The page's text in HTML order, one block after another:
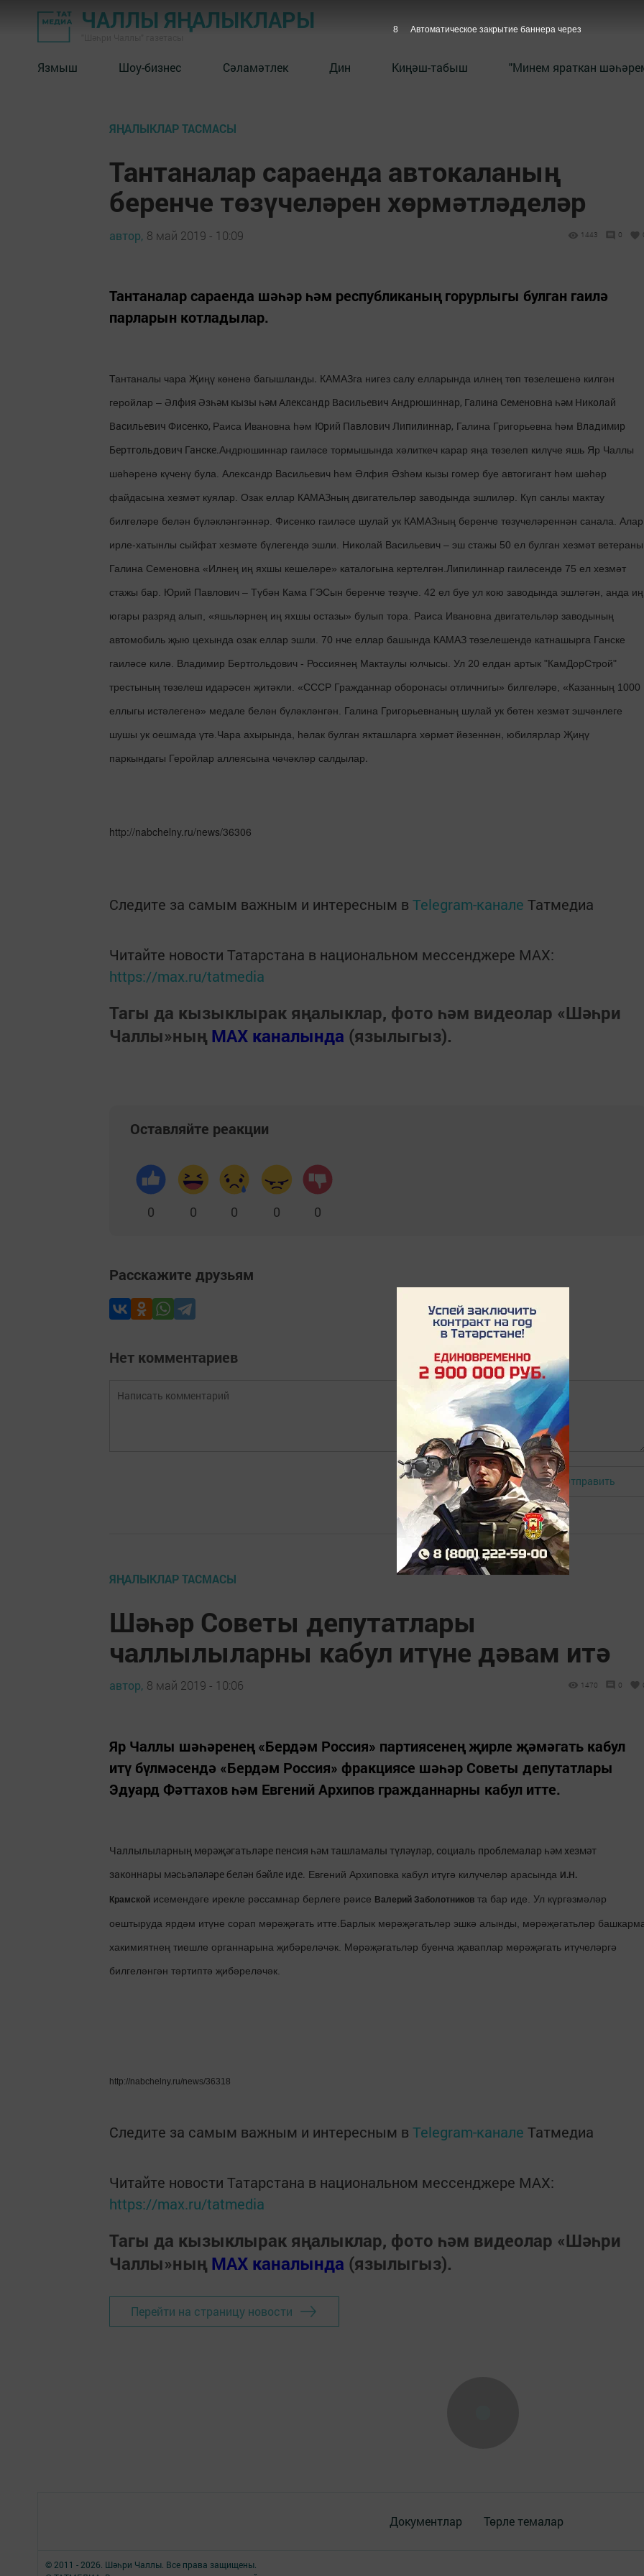
ЧАЛЛЫ ЯҢАЛЫКЛАРЫ
Язмыш Шоу-бизнес Сәламәтлек Дин Киңәш-табыш "Минем яраткан
ЯҢАЛЫКЛАР ТАСМАСЫ
Тантаналар сараенда автокаланың
беренче төзүчеләрен хөрмәтләделәр
автор, 8 май 2019 - 10:09 1443 0
Тантаналар сараенда шәһәр һәм республиканың горурлыгы булган гаилә
парларын котладылар.
Тантаналы чара Җиңү көненә багышланды. КАМАЗга нигез салу елларында илнең төп төзелешенә килгән
геройлар – Әлфия Әзһәм кызы һәм Александр Васильевич Андрюшиннар, Галина Семеновна һәм Николай
Васильевич Фисенко, Раиса Ивановна һәм Юрий Павлович Липилиннар, Галина Григорьевна һәм Владимир
Бертгольдович Ганске.Андрюшиннар гаиләсе тормышында хәлиткеч карар яңа төзелеп килүче яшь Яр Чаллы
шәһәренә күченү була. Александр Васильевич һәм Әлфия Әзһәм кызы гомер буе автогигант һәм шәһәр
файдасына хезмәт куялар. Озак еллар КАМАЗның двигательләр заводында эшлиләр. Күп санлы мактау
билгеләре белән бүләкләнгәннәр. Фисенко гаиләсе шулай ук КАМАЗның беренче төзүчеләреннән санала. Алар
ирле-хатынлы сыйфат хезмәте бүлегендә эшли. Николай Васильевич – эш стажы 50 ел булган хезмәт
Галина Семеновна «Илнең иң яхшы кешеләре» каталогына кертелгән.Липилиннар гаиләсендә 75 ел хезмәт
стажы бар. Юрий Павлович – Түбән Кама ГЭСын беренче төзүче. 42 ел буе ул кою заводында эшләгән, анда иң
югары разряд алып, «яшьләрнең иң яхшы остазы» булып тора. Раиса Ивановна двигательләр заводының
автомобиль җыю цехында озак еллар эшли. 70 нче еллар башында КАМАЗ төзелешендә катнашырга Ганске
гаиләсе килә. Владимир Бертгольдович - Россиянең Мактаулы юлчысы. Ул 20 елдан артык "КамДорСтрой"
трестының төзелеш идарәсен җитәкли. «СССР Гражданнар оборонасы отличнигы» билгеләре, «Казанның 1000
еллыгы истәлегенә» медале белән бүләкләнгән. Галина Григорьевнаның шулай ук бөтен хезмәт эшчәнлеге
шушы ук оешмада үтә. Чара ахырында, һәлак булган якташларга хөрмәт йөзеннән, юбилярлар Җиңү
паркындагы Геройлар аллеясына чәчәкләр салдылар.
http://nabchelny.ru/news/36306
Следите за самым важным и интересным в Telegram-канале Татмедиа
Читайте новости Татарстана в национальном мессенджере MАХ:
https://max.ru/tatmedia
Тагы да кызыклырак яңалыклар, фото һәм видеолар «Шәһри
Чаллы»ның MAX каналында (язылыгыз).
Оставляйте реакции
0 0 0 0 0
Расскажите друзьям
Нет комментариев
Авторизоваться Отправить
ЯҢАЛЫКЛАР ТАСМАСЫ
Шәһәр Советы депутатлары
чаллылыларны кабул итүне дәвам итә
автор, 8 май 2019 - 10:06 1470 0
Яр Чаллы шәһәренең «Бердәм Россия» партиясенең җирле җәмәгать кабул
итү бүлмәсендә «Бердәм Россия» фракциясе шәһәр Советы депутатлары
Эдуард Фәттахов һәм Евгений Архипов гражданнарны кабул итте.
Чаллылыларның мөрәҗәгатьләре пенсия һәм ташламалы түләүләр, социаль проблемалар һәм хезмәт
законнары мәсьәләләре белән бәйле иде. Евгений Архиповка кабул итүгә килүчеләр арасында И.Н.
Крамской исемендәге ирекле рәссамнар берлеге рәисе Валерий Заболотников та бар иде. Ул күргәзмәләр
оештыруда ярдәм итүне сорап мөрәҗәгать итте. Барлык мөрәҗәгатьләр эшкә алынды, мөрәҗәгатьләр
хакимиятнең тиешле органнарына җибәреләчәк. Мөрәҗәгатьләр буенча җаваплар мөрәҗәгать итүчеләргә
билгеләнгән тәртиптә җибәреләчәк.
http://nabchelny.ru/news/36318
Следите за самым важным и интересным в Telegram-канале Татмедиа
Читайте новости Татарстана в национальном мессенджере MАХ:
https://max.ru/tatmedia
Тагы да кызыклырак яңалыклар, фото һәм видеолар «Шәһри
Чаллы»ның MAX каналында (язылыгыз).
Перейти на страницу новости
Документлар Төрле темалар
© 2011 - 2026. Шәһри Чаллы. Все права защищены.
7 Автоматическое закрытие баннера через